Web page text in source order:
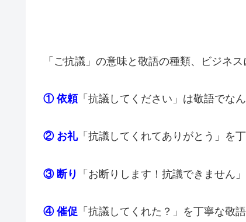
「ご抗議」の意味と敬語の種類、ビジネ
① 依頼「抗議してください」は敬語でな
② お礼「抗議してくれてありがとう」を
③ 断り 「お断りします！抗議できません
④ 催促 「抗議してくれた？」を丁寧な敬